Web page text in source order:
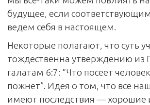
будущее, если
ведем себя в настоящем.
Некоторые полагают, что суть
тождественна утверждению из
галатам 6:7: “Что посеет
пожнет”. Идея о том, что все
имеют последствия — хорошие